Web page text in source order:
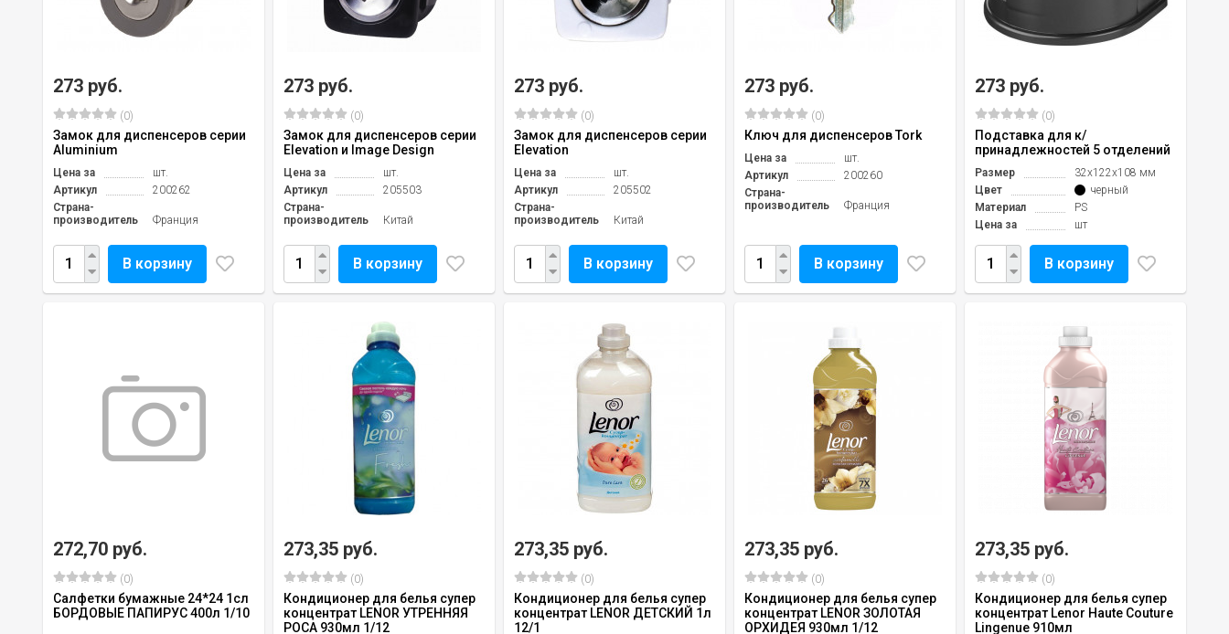
273 руб.
(0)
Замок для диспенсеров серии
Aluminium
Цена за
шт.
Артикул
200262
Страна-
производитель
Франция
В корзину
273 руб.
(0)
Замок для диспенсеров серии
Elevation и Image Design
Цена за
шт.
Артикул
205503
Страна-
производитель
Китай
В корзину
273 руб.
(0)
Замок для диспенсеров серии
Elevation
Цена за
шт.
Артикул
205502
Страна-
производитель
Китай
В корзину
273 руб.
(0)
Ключ для диспенсеров Tork
Цена за
шт.
Артикул
200260
Страна-
производитель
Франция
В корзину
273 руб.
(0)
Подставка для к/
принадлежностей 5 отделений
Размер
32х122х108 мм
Цвет
черный
Материал
PS
Цена за
шт
В корзину
272,70 руб.
(0)
Салфетки бумажные 24*24 1сл
БОРДОВЫЕ ПАПИРУС 400л 1/10
273,35 руб.
(0)
Кондиционер для белья супер
концентрат LENOR УТРЕННЯЯ
РОСА 930мл 1/12
273,35 руб.
(0)
Кондиционер для белья супер
концентрат LENOR ДЕТСКИЙ 1л
12/1
273,35 руб.
(0)
Кондиционер для белья супер
концентрат LENOR ЗОЛОТАЯ
ОРХИДЕЯ 930мл 1/12
273,35 руб.
(0)
Кондиционер для белья супер
концентрат Lenor Haute Couture
Lingenue 910мл